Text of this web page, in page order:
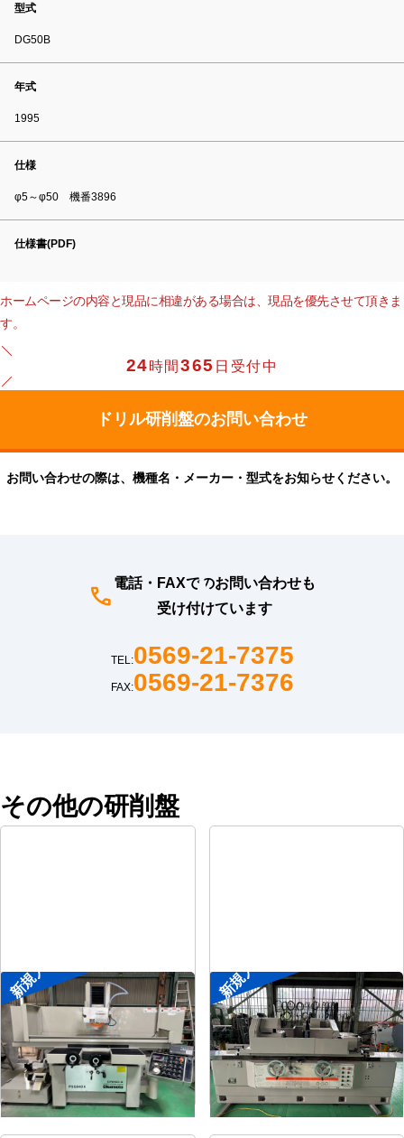
型式
DG50B
年式
1995
仕様
φ5～φ50 機番3896
仕様書(PDF)
ホームページの内容と現品に相違がある場合は、現品を優先させて頂きま
す。
24時間365 日受付中
お問い合わせの際は、機種名・メーカー・型式をお知らせください。
電話・FAXでのお問い合わせも
受け付けています
TEL:0569-21-7375
FAX:0569-21-7376
その他の研削盤
新規入荷
平面研削盤
メーカー 岡本
形 式PSG-84DX
年 式2009
新規入荷
円筒研削盤
メーカー シギヤ精機
形 式GP-30B-100H
年 式1991